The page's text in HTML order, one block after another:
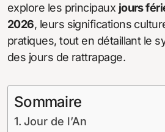
explore les principaux jours
2026, leurs significations
pratiques, tout en détaillant le
des jours de rattrapage.
Sommaire
Jour de l’An